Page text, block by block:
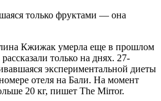
Кжижак умерла еще в прошлом
только на днях. 27-
экспериментальной диеты
отеля на Бали. На момент
20 кг, пишет The Mirror.